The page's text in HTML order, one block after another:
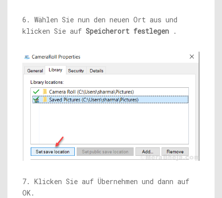
6. Wählen Sie nun den neuen Ort aus und
klicken Sie auf Speicherort festlegen .
7. Klicken Sie auf Übernehmen und dann auf
OK.